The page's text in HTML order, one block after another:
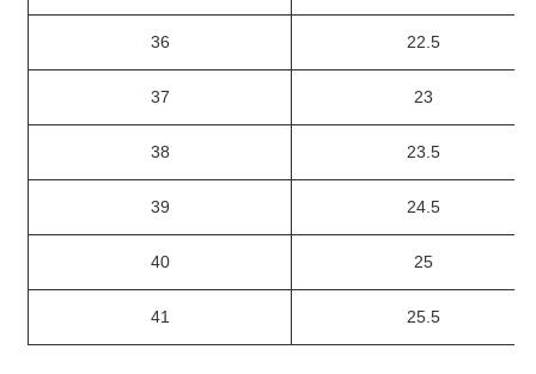
36 22.5
37 23
38 23.5
39 24.5
40 25
41 25.5